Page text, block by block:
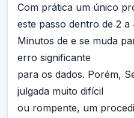
Com prática um único
este passo dentro de 2 a
Minutos de e se muda
erro significante
para os dados. Porém,
julgada muito difícil
ou rompente, um